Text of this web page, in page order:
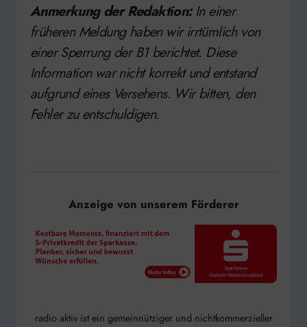
Anmerkung der Redaktion:In einer
früheren Meldung haben wir irrtümlich von
einer Sperrung der B1 berichtet. Diese
Information war nicht korrekt und entstand
aufgrund eines Versehens. Wir bitten, den
Fehler zu entschuldigen.
Anzeige von unserem Förderer
radio aktiv ist ein gemeinnütziger und nichtkommerzieller